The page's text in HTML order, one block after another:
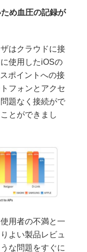
め血圧の記録が
はクラウドに接
使用したiOSの
ポイントへの接
フォンとアクセ
題なく接続がで
とができまし
用者の不満と一
よい製品レビュ
な問題をすぐに